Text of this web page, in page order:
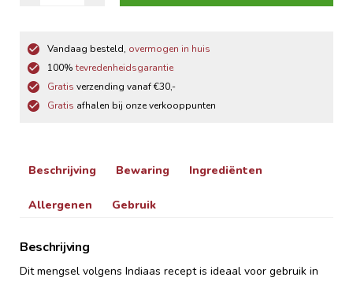
Vandaag besteld, overmogen in huis
100% tevredenheidsgarantie
Gratis verzending vanaf €30,-
Gratis afhalen bij onze verkooppunten
Beschrijving Bewaring Ingrediënten
Allergenen Gebruik
Beschrijving
Dit mengsel volgens Indiaas recept is ideaal voor gebruik in